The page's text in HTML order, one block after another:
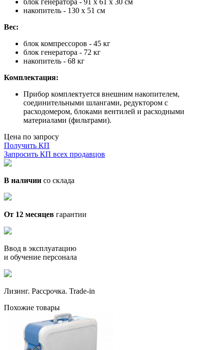
накопитель - 130 х 51 см
Вес:
блок компрессоров - 45 кг
блок генератора - 72 кг
накопитель - 68 кг
Комплектация:
Прибор комплектуется внешним накопителем,
соединительными шлангами, редуктором с
расходомером, блоками вентилей и расходными
материалами (фильтрами).
Цена по запросу
Получить КП
Запросить КП всех продавцов
В наличии со склада
От 12 месяцев гарантии
Ввод в эксплуатацию
и обучение персонала
Лизинг. Рассрочка. Trade-in
Похожие товары